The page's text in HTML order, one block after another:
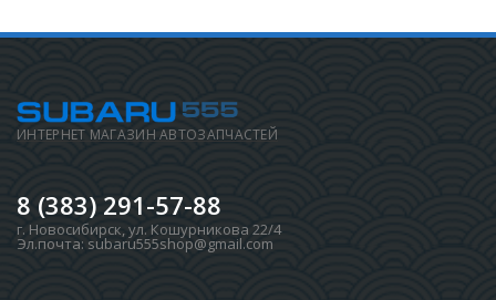
ИНТЕРНЕТ МАГАЗИН АВТОЗАПЧАСТЕЙ
8 (383) 291-57-88
г. Новосибирск,ул. Кошурникова 22/4
Эл.почта: subaru555shop@gmail.com